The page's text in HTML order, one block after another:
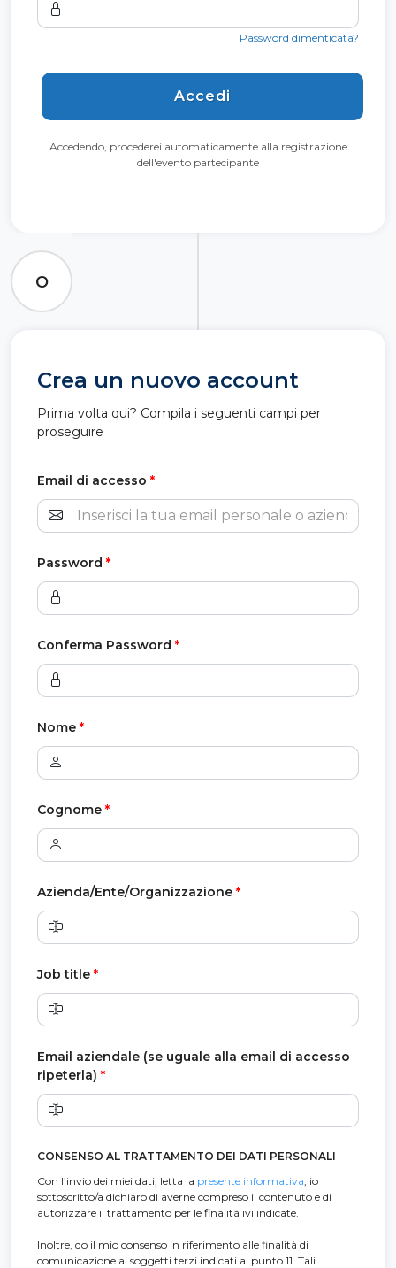
Password dimenticata?
Accedi
Accedendo, procederei automaticamente alla registrazione
dell'evento partecipante
O
Crea un nuovo account
Prima volta qui? Compila i seguenti campi per
proseguire
Email di accesso *
Password *
Conferma Password *
Nome *
Cognome *
Azienda/Ente/Organizzazione *
Job title *
Email aziendale (se uguale alla email di accesso
ripeterla) *
CONSENSO AL TRATTAMENTO DEI DATI PERSONALI
Con l’invio dei miei dati, letta la presente informativa, io
sottoscritto/a dichiaro di averne compreso il contenuto e di
autorizzare il trattamento per le finalità ivi indicate.
Inoltre, do il mio consenso in riferimento alle finalità di
comunicazione ai soggetti terzi indicati al punto 11. Tali